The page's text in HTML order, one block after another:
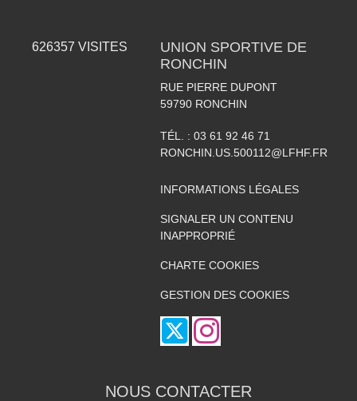
626357 VISITES
UNION SPORTIVE DE
RONCHIN
RUE PIERRE DUPONT
59790 RONCHIN
TÉL. : 03 61 92 46 71
RONCHIN.US.500112@LFHF.FR
INFORMATIONS LÉGALES
SIGNALER UN CONTENU
INAPPROPRIÉ
CHARTE COOKIES
GESTION DES COOKIES
NOUS CONTACTER